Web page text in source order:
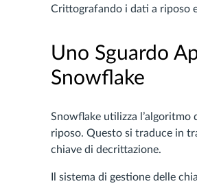
Crittografando i dati a riposo
Uno Sguardo
Snowflake
Snowflake utilizza
riposo. Questo si traduce in
chiave di decrittazione.
Il sistema di gestione delle